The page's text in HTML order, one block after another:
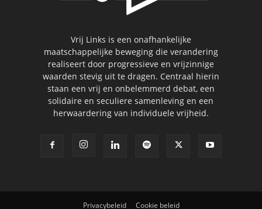
Vrij Links is een onafhankelijke
maatschappelijke beweging die verandering
realiseert door progressieve en vrijzinnige
waarden stevig uit te dragen. Centraal hierin
staan een vrij en onbelemmerd debat, een
solidaire en seculiere samenleving en een
herwaardering van individuele vrijheid.
Privacybeleid Cookie beleid